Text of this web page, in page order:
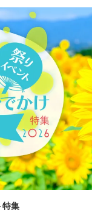
特集